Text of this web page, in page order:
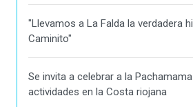
"Llevamos a La Falda la verdadera
Caminito"
Se invita a celebrar a la
actividades en la Costa riojana